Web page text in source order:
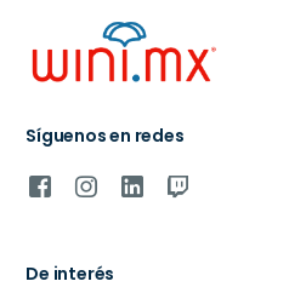
Síguenos en redes
De interés